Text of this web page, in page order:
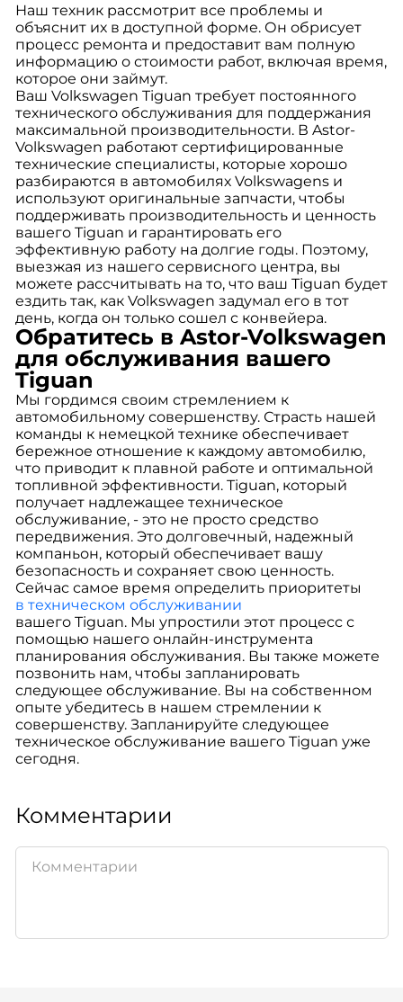
Наш техник рассмотрит все проблемы и
объяснит их в доступной форме. Он обрисует
процесс ремонта и предоставит вам полную
информацию о стоимости работ, включая время,
которое они займут.
Ваш Volkswagen Tiguan требует постоянного
технического обслуживания для поддержания
максимальной производительности. В Astor-
Volkswagen работают сертифицированные
технические специалисты, которые хорошо
разбираются в автомобилях Volkswagens и
используют оригинальные запчасти, чтобы
поддерживать производительность и ценность
вашего Tiguan и гарантировать его
эффективную работу на долгие годы. Поэтому,
выезжая из нашего сервисного центра, вы
можете рассчитывать на то, что ваш Tiguan будет
ездить так, как Volkswagen задумал его в тот
день, когда он только сошел с конвейера.
Обратитесь в Astor-Volkswagen
для обслуживания вашего
Tiguan
Мы гордимся своим стремлением к
автомобильному совершенству. Страсть нашей
команды к немецкой технике обеспечивает
бережное отношение к каждому автомобилю,
что приводит к плавной работе и оптимальной
топливной эффективности. Tiguan, который
получает надлежащее техническое
обслуживание, - это не просто средство
передвижения. Это долговечный, надежный
компаньон, который обеспечивает вашу
безопасность и сохраняет свою ценность.
Сейчас самое время определить приоритеты
в техническом обслуживании
вашего Tiguan. Мы упростили этот процесс с
помощью нашего онлайн-инструмента
планирования обслуживания. Вы также можете
позвонить нам, чтобы запланировать
следующее обслуживание. Вы на собственном
опыте убедитесь в нашем стремлении к
совершенству. Запланируйте следующее
техническое обслуживание вашего Tiguan уже
сегодня.
Комментарии